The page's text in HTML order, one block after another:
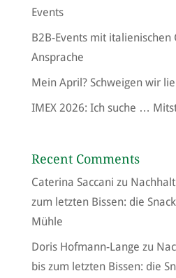
Events
B2B-Events mit italienischen
Ansprache
Mein April? Schweigen wir
IMEX 2026: Ich suche …
Recent Comments
Caterina Saccani zu
zum letzten Bissen: die
Mühle
Doris Hofmann-Lange zu
bis zum letzten Bissen: die